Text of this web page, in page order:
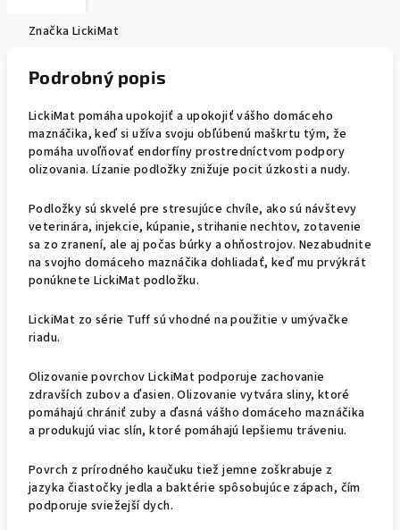
Značka LickiMat
Podrobný popis
LickiMat pomáha upokojiť a upokojiť vášho domáceho
maznáčika, keď si užíva svoju obľúbenú maškrtu tým, že
pomáha uvoľňovať endorfíny prostredníctvom podpory
olizovania. Lízanie podložky znižuje pocit úzkosti a nudy.
Podložky sú skvelé pre stresujúce chvíle, ako sú návštevy
veterinára, injekcie, kúpanie, strihanie nechtov, zotavenie
sa zo zranení, ale aj počas búrky a ohňostrojov. Nezabudnite
na svojho domáceho maznáčika dohliadať, keď mu prvýkrát
ponúknete LickiMat podložku.
LickiMat zo série Tuff sú vhodné na použitie v umývačke
riadu.
Olizovanie povrchov LickiMat podporuje zachovanie
zdravších zubov a ďasien. Olizovanie vytvára sliny, ktoré
pomáhajú chrániť zuby a ďasná vášho domáceho maznáčika
a produkujú viac slín, ktoré pomáhajú lepšiemu tráveniu.
Povrch z prírodného kaučuku tiež jemne zoškrabuje z
jazyka čiastočky jedla a baktérie spôsobujúce zápach, čím
podporuje sviežejší dych.